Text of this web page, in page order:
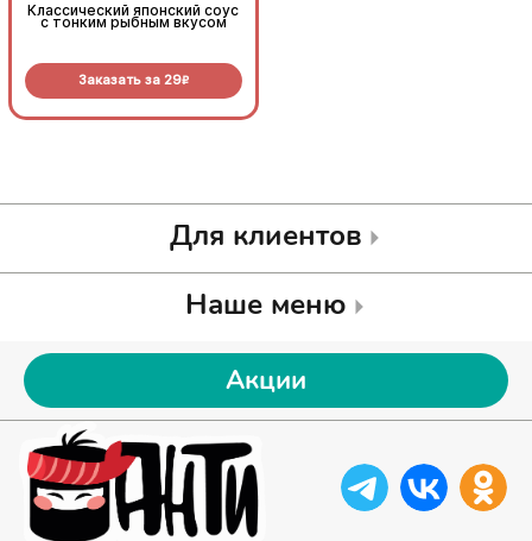
Классический японский соус
с тонким рыбным вкусом
Заказать за 29R
Для клиентов
Наше меню
Акции